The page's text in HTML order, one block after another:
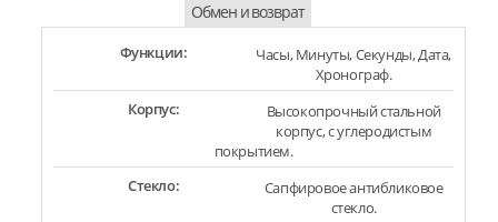
Обмен и возврат
Функции:
Часы, Минуты, Секунды, Дата,
Хронограф.
Корпус:
Высокопрочный стальной
корпус, с углеродистым
покрытием.
Стекло:
Сапфировое антибликовое
стекло.